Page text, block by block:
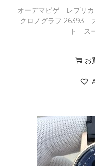
オーデマピゲ レプリカ
クロノグラフ 26393
ト ス
お